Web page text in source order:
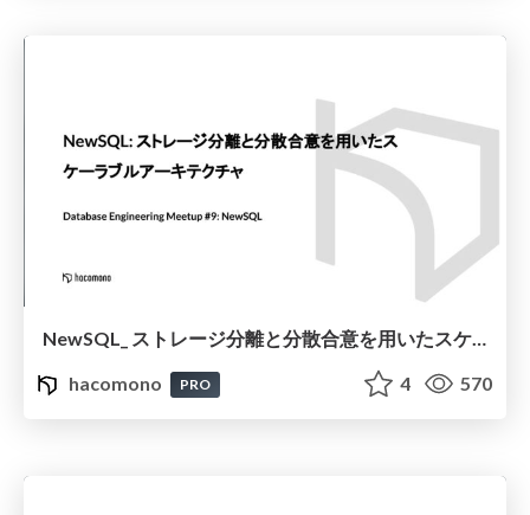
NewSQL_ ストレージ分離と分散合意を用いたスケーラブルアーキテクチャ
hacomono
PRO 4 570